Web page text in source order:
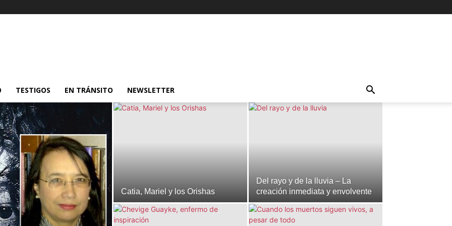
TESTIGOS EN TRÁNSITO NEWSLETTER
Catia, Mariel y los Orishas
Del rayo y de la lluvia – La
creación inmediata y envolvente